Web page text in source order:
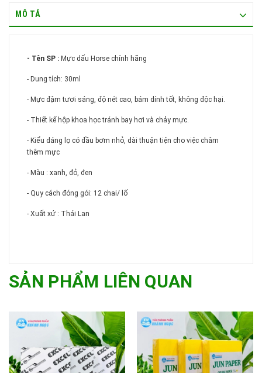
MÔ TẢ
- Tên SP : Mực dấu Horse chính hãng
- Dung tích: 30ml
- Mực đậm tươi sáng, độ nét cao, bám dính tốt, không độc hại.
- Thiết kế hộp khoa học tránh bay hơi và chảy mực.
- Kiểu dáng lọ có đầu bơm nhỏ, dài thuận tiện cho việc châm
thêm mực
- Màu : xanh, đỏ, đen
- Quy cách đóng gói: 12 chai/ lố
- Xuất xứ : Thái Lan
SẢN PHẨM LIÊN QUAN